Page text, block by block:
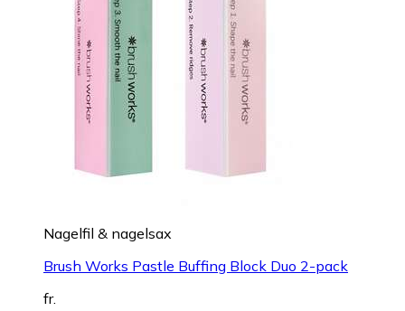
Nagelfil & nagelsax
Brush Works Pastle Buffing Block Duo 2-pack
fr.